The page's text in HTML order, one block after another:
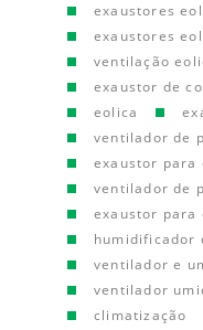
exaustores
exaustores
ventilação
exaustor de
eolica
ventilador de
exaustor para
ventilador de
exaustor para
humidificador
ventilador e
ventilador
climatização